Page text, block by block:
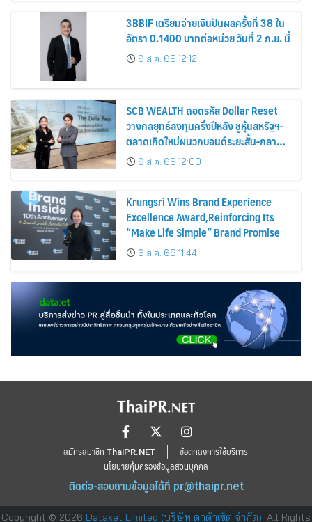
3BBIF เตรียมจ่ายเงินปันผลครั้งที่ 38 ใน
อัตรา 0.1400 บาทต่อหน่วย วันที่ 2 ก.ย. นี้
6 ส.ค. 69 12:12
SCB WEALTH ถอดรหัส Dollar Reset
วางกลยุทธ์ลงทุนครึ่งปีหลัง ชูหุ้นสหรัฐฯ-
ตลาดเกิดใหม่ผนวกบอนด์ระยะสั้น-กลาง
เสริมพอร์ตแกร่ง
6 ส.ค. 69 12:00
Krungsri Wins Brand Experience
Excellence Award,Reinforcing Its
“Make Life Simple” Brand Promise
6 ส.ค. 69 11:44
สมัครสมาชิก ThaiPR.NET
ข้อตกลงการใช้บริการ
นโยบายคุ้มครองข้อมูลส่วนบุคคล
ติดต่อ-สอบถามข้อมูลได้ที่ pr@thaipr.net
Copyright © 2026 Dataxet Limited (บริษัท ดาต้าเซ็ต จำกัด). All Rights